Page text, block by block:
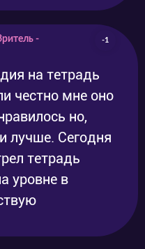
-
-1
на тетрадь
честно мне оно
но,
лучше. Сегодня
тетрадь
уровне в